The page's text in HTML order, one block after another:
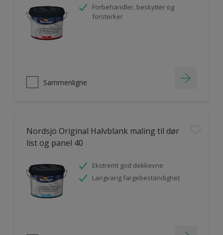
Forbehandler, beskytter og
forsterker
Sammenligne
Nordsjö Original Halvblank maling til dør
list og panel 40
Ekstremt god dekkevne
Langvarig fargebestandighet